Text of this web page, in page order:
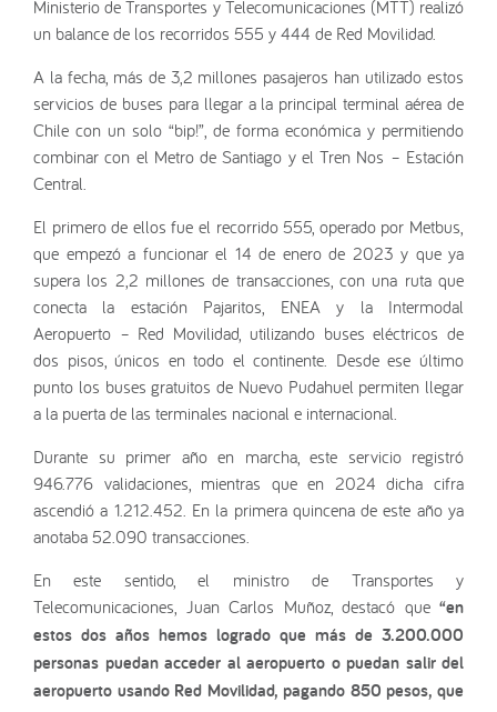
Ministerio de Transportes y Telecomunicaciones (MTT) realizó
un balance de los recorridos 555 y 444 de Red Movilidad.
A la fecha, más de 3,2 millones pasajeros han utilizado estos
servicios de buses para llegar a la principal terminal aérea de
Chile con un solo “bip!”, de forma económica y permitiendo
combinar con el Metro de Santiago y el Tren Nos – Estación
Central.
El primero de ellos fue el recorrido 555, operado por Metbus,
que empezó a funcionar el 14 de enero de 2023 y que ya
supera los 2,2 millones de transacciones, con una ruta que
conecta la estación Pajaritos, ENEA y la Intermodal
Aeropuerto – Red Movilidad, utilizando buses eléctricos de
dos pisos, únicos en todo el continente. Desde ese último
punto los buses gratuitos de Nuevo Pudahuel permiten llegar
a la puerta de las terminales nacional e internacional.
Durante su primer año en marcha, este servicio registró
946.776 validaciones, mientras que en 2024 dicha cifra
ascendió a 1.212.452. En la primera quincena de este año ya
anotaba 52.090 transacciones.
En este sentido, el ministro de Transportes y
Telecomunicaciones, Juan Carlos Muñoz, destacó que “en
estos dos años hemos logrado que más de 3.200.000
personas puedan acceder al aeropuerto o puedan salir del
aeropuerto usando Red Movilidad, pagando 850 pesos, que